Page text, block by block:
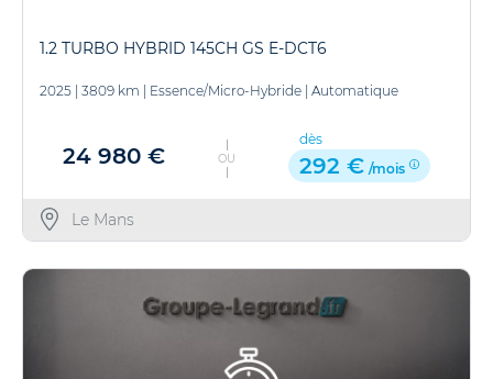
1.2 TURBO HYBRID 145CH GS E-DCT6
2025 3809 km Essence/Micro-Hybride Automatique
24 980 € OU
dès
292 € /mois
Le Mans